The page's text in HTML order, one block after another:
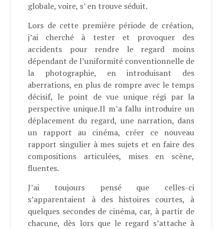
globale, voire, s’ en trouve séduit.
Lors de cette première période de création,
j’ai cherché à tester et provoquer des
accidents pour rendre le regard moins
dépendant de l’uniformité conventionnelle de
la photographie, en introduisant des
aberrations, en plus de rompre avec le temps
décisif, le point de vue unique régi par la
perspective unique.Il m’a fallu introduire un
déplacement du regard, une narration, dans
un rapport au cinéma, créer ce nouveau
rapport singulier à mes sujets et en faire des
compositions articulées, mises en scène,
fluentes.
J’ai toujours pensé que celles-ci
s’apparentaient à des histoires courtes, à
quelques secondes de cinéma, car, à partir de
chacune, dès lors que le regard s’attache à